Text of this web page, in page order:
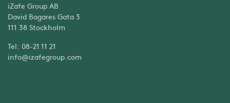
iZafe Group AB
David Bagares Gata 3
111 38 Stockholm
Tel: 08-21 11 21
info@izafegroup.com